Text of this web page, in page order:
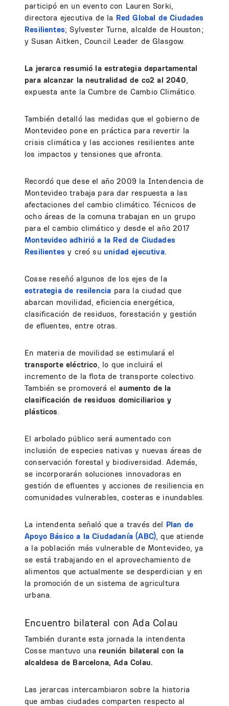
participó en un evento con Lauren Sorki,
directora ejecutiva de la Red Global de Ciudades
Resilientes; Sylvester Turne, alcalde de Houston;
y Susan Aitken, Council Leader de Glasgow.
La jerarca resumió la estrategia departamental
para alcanzar la neutralidad de co2 al 2040,
expuesta ante la Cumbre de Cambio Climático.
También detalló las medidas que el gobierno de
Montevideo pone en práctica para revertir la
crisis climática y las acciones resilientes ante
los impactos y tensiones que afronta.
Recordó que dese el año 2009 la Intendencia de
Montevideo trabaja para dar respuesta a las
afectaciones del cambio climático. Técnicos de
ocho áreas de la comuna trabajan en un grupo
para el cambio climático y desde el año 2017
Montevideo adhirió a la Red de Ciudades
Resilientes y creó su unidad ejecutiva.
Cosse reseñó algunos de los ejes de la
estrategia de resilencia para la ciudad que
abarcan movilidad, eficiencia energética,
clasificación de residuos, forestación y gestión
de efluentes, entre otras.
En materia de movilidad se estimulará el
transporte eléctrico, lo que incluirá el
incremento de la flota de transporte colectivo.
También se promoverá elaumento de la
clasificación de residuos domiciliarios y
plásticos.
El arbolado público será aumentado con
inclusión de especies nativas y nuevas áreas de
conservación forestal y biodiversidad. Además,
se incorporarán soluciones innovadoras en
gestión de efluentes y acciones de resiliencia en
comunidades vulnerables, costeras e inundables.
La intendenta señaló que a través del Plan de
Apoyo Básico a la Ciudadanía (ABC), que atiende
a la población más vulnerable de Montevideo, ya
se está trabajando en el aprovechamiento de
alimentos que actualmente se desperdician y en
la promoción de un sistema de agricultura
urbana.
Encuentro bilateral con Ada Colau
También durante esta jornada la intendenta
Cosse mantuvo una reunión bilateral con la
alcaldesa de Barcelona, Ada Colau.
Las jerarcas intercambiaron sobre la historia
que ambas ciudades comparten respecto al